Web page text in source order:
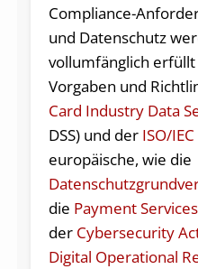
Compliance-
und Datenschutz
vollumfänglich
Vorgaben und
Card Industry Data
DSS) und der ISO/
europäische, wie die
die Payment
der Cybersecurity
Digital Operational